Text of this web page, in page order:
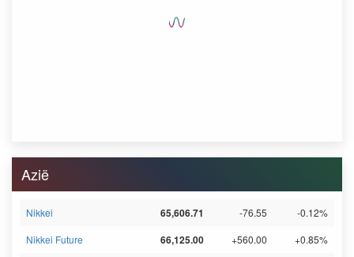
Azië
Nikkei 65,606.71 -76.55
-0.12%
Nikkei Future
66,125.00 +560.00
+0.85%